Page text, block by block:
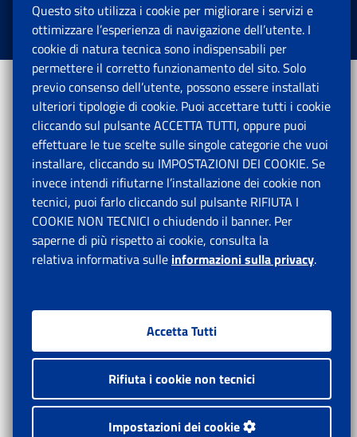
Istituto Nazionale Previdenza Sociale.
Tutti i diritti riservati.
Questo sito utilizza i cookie per migliorare i servizi e
ottimizzare l’esperienza di navigazione dell’utente. I
cookie di natura tecnica sono indispensabili per
permettere il corretto funzionamento del sito. Solo
previo consenso dell’utente, possono essere installati
ulteriori tipologie di cookie. Puoi accettare tutti i cookie
cliccando sul pulsante ACCETTA TUTTI, oppure puoi
effettuare le tue scelte sulle singole categorie che vuoi
installare, cliccando su IMPOSTAZIONI DEI COOKIE. Se
invece intendi rifiutarne l’installazione dei cookie non
tecnici, puoi farlo cliccando sul pulsante RIFIUTA I
COOKIE NON TECNICI o chiudendo il banner. Per
saperne di più rispetto ai cookie, consulta la
relativa informativa sulle informazioni sulla privacy.
Accetta Tutti
Rifiuta i cookie non tecnici
Impostazioni dei cookie